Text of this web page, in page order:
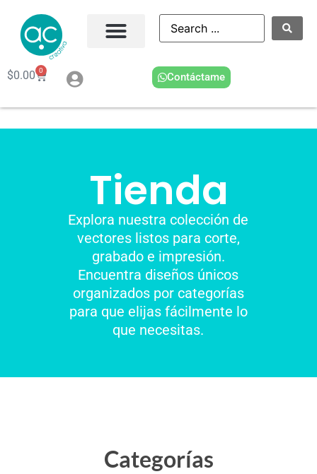
$0.00 0
Contáctame
Tienda
Explora nuestra colección de
vectores listos para corte,
grabado e impresión.
Encuentra diseños únicos
organizados por categorías
para que elijas fácilmente lo
que necesitas.
Categorías